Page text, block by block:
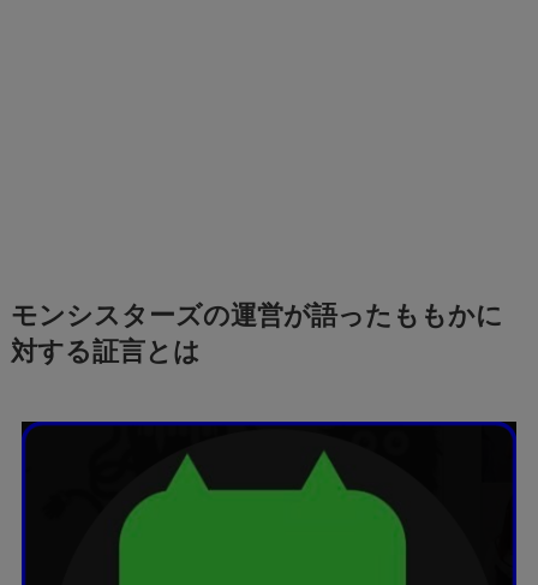
モンシスターズの運営が語ったももかに
対する証言とは